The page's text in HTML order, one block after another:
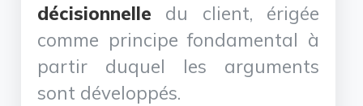
décisionnelle du client, érigée
comme principe fondamental à
partir duquel les arguments
sont développés.